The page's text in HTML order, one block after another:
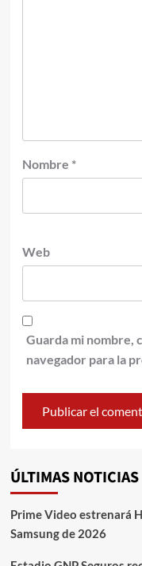
Nombre *
Web
Guarda mi nombre,
navegador para la
ÚLTIMAS NOTICIAS
Prime Video estrenará
Samsung de 2026